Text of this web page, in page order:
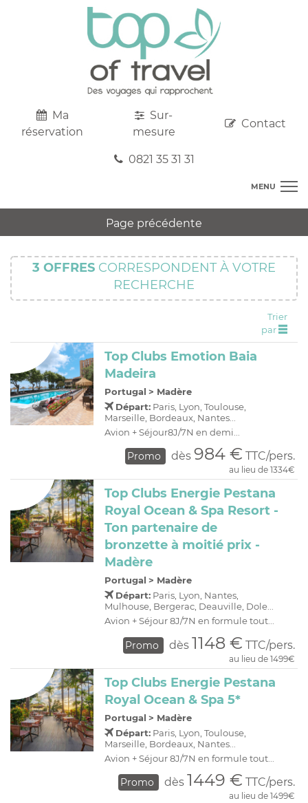
Ma
réservation
Sur-
mesure
Contact
0821 35 31 31
MENU
DESTINATIONS
AU DEPART DE CHEZ VOUS
SEJOURS
CIRCUITS
Page précédente
3 OFFRES CORRESPONDENT À VOTRE
RECHERCHE
Trier
par
Top Clubs Emotion Baia
Madeira
Portugal > Madère
Départ: Paris, Lyon, Toulouse,
Marseille, Bordeaux, Nantes...
Avion + Séjour8J/7N en demi...
Promo dès 984 € TTC/pers.
au lieu de 1334€
Top Clubs Energie Pestana
Royal Ocean & Spa Resort -
Ton partenaire de
bronzette à moitié prix -
Madère
Portugal > Madère
Départ: Paris, Lyon, Nantes,
Mulhouse, Bergerac, Deauville, Dole...
Avion + Séjour 8J/7N en formule tout...
Promo dès 1148 € TTC/pers.
au lieu de 1499€
Top Clubs Energie Pestana
Royal Ocean & Spa 5*
Portugal > Madère
Départ: Paris, Lyon, Toulouse,
Marseille, Bordeaux, Nantes...
Avion + Séjour 8J/7N en formule tout...
Promo dès 1449 € TTC/pers.
au lieu de 1499€